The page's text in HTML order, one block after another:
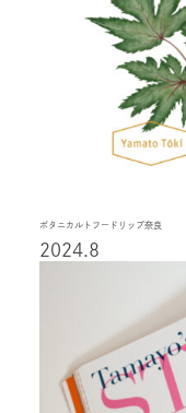
ボタニカルトフードリップ奈良
2024.8